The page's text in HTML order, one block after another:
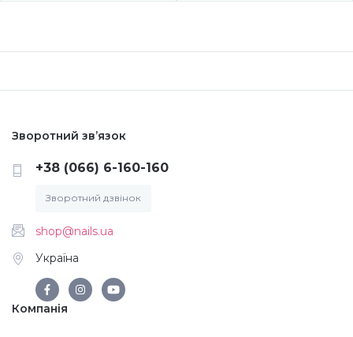
Зворотний зв’язок
+38 (066) 6-160-160
Зворотний дзвінок
shop@nails.ua
Україна
Компанія